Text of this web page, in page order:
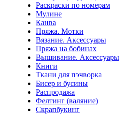
Раскраски по номерам
Мулине
Канва
Пряжа. Мотки
Вязание. Аксессуары
Пряжа на бобинах
Вышивание. Аксессуары
Книги
Ткани для пэчворка
Бисер и бусины
Распродажа
Фелтинг (валяние)
Скрапбукинг